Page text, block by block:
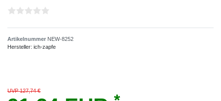
Artikelnummer NEW-8252
Hersteller: ich-zapfe
UVP 127,74 €